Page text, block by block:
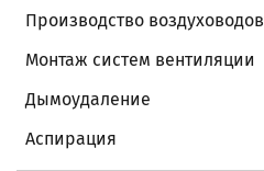
Производство воздуховодов
Монтаж систем вентиляции
Дымоудаление
Аспирация